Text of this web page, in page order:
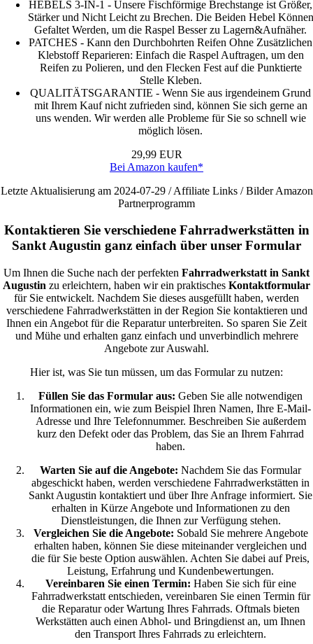
HEBELS 3-IN-1 - Unsere Fischförmige Brechstange ist Größer,
Stärker und Nicht Leicht zu Brechen. Die Beiden Hebel Können
Gefaltet Werden, um die Raspel Besser zu Lagern&Aufnäher.
PATCHES - Kann den Durchbohrten Reifen Ohne Zusätzlichen
Klebstoff Reparieren: Einfach die Raspel Auftragen, um den
Reifen zu Polieren, und den Flecken Fest auf die Punktierte
Stelle Kleben.
QUALITÄTSGARANTIE - Wenn Sie aus irgendeinem Grund
mit Ihrem Kauf nicht zufrieden sind, können Sie sich gerne an
uns wenden. Wir werden alle Probleme für Sie so schnell wie
möglich lösen.
29,99 EUR
Bei Amazon kaufen*
Letzte Aktualisierung am 2024-07-29 / Affiliate Links / Bilder Amazon
Partnerprogramm
Kontaktieren Sie verschiedene Fahrradwerkstätten in
Sankt Augustin ganz einfach über unser Formular
Um Ihnen die Suche nach der perfekten Fahrradwerkstatt in Sankt
Augustin zu erleichtern, haben wir ein praktisches Kontaktformular
für Sie entwickelt. Nachdem Sie dieses ausgefüllt haben, werden
verschiedene Fahrradwerkstätten in der Region Sie kontaktieren und
Ihnen ein Angebot für die Reparatur unterbreiten. So sparen Sie Zeit
und Mühe und erhalten ganz einfach und unverbindlich mehrere
Angebote zur Auswahl.
Hier ist, was Sie tun müssen, um das Formular zu nutzen:
Füllen Sie das Formular aus: Geben Sie alle notwendigen
Informationen ein, wie zum Beispiel Ihren Namen, Ihre E-Mail-
Adresse und Ihre Telefonnummer. Beschreiben Sie außerdem
kurz den Defekt oder das Problem, das Sie an Ihrem Fahrrad
haben.
Warten Sie auf die Angebote: Nachdem Sie das Formular
abgeschickt haben, werden verschiedene Fahrradwerkstätten in
Sankt Augustin kontaktiert und über Ihre Anfrage informiert. Sie
erhalten in Kürze Angebote und Informationen zu den
Dienstleistungen, die Ihnen zur Verfügung stehen.
Vergleichen Sie die Angebote: Sobald Sie mehrere Angebote
erhalten haben, können Sie diese miteinander vergleichen und
die für Sie beste Option auswählen. Achten Sie dabei auf Preis,
Leistung, Erfahrung und Kundenbewertungen.
Vereinbaren Sie einen Termin: Haben Sie sich für eine
Fahrradwerkstatt entschieden, vereinbaren Sie einen Termin für
die Reparatur oder Wartung Ihres Fahrrads. Oftmals bieten
Werkstätten auch einen Abhol- und Bringdienst an, um Ihnen
den Transport Ihres Fahrrads zu erleichtern.